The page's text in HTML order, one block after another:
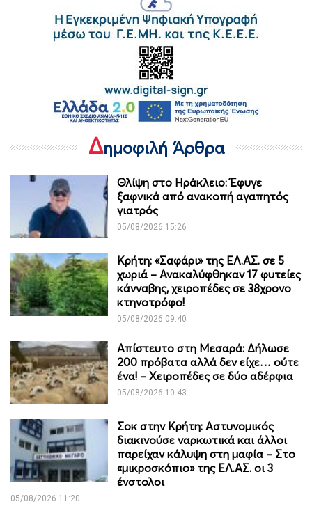
Δημοφιλή Άρθρα
Θλίψη στο Ηράκλειο: Έφυγε
ξαφνικά από ανακοπή αγαπητός
γιατρός
05/08/2026 15:26
Κρήτη: «Σαφάρι» της ΕΛ.ΑΣ. σε 5
χωριά – Ανακαλύφθηκαν 17 φυτείες
κάνναβης, χειροπέδες σε 38χρονο
κτηνοτρόφο!
05/08/2026 09:40
Απίστευτο στη Μεσαρά: Δήλωσε
200 πρόβατα αλλά δεν είχε… ούτε
ένα! – Χειροπέδες σε δύο αδέρφια
05/08/2026 10:43
Σοκ στην Κρήτη: Αστυνομικός
διακινούσε ναρκωτικά και άλλοι
παρείχαν κάλυψη στη μαφία – Στο
«μικροσκόπιο» της ΕΛ.ΑΣ. οι 3
ένστολοι
05/08/2026 11:20